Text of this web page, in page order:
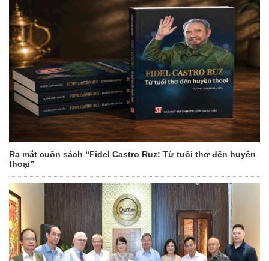
Ra mắt cuốn sách “Fidel Castro Ruz: Từ tuổi thơ đến huyền
thoại”